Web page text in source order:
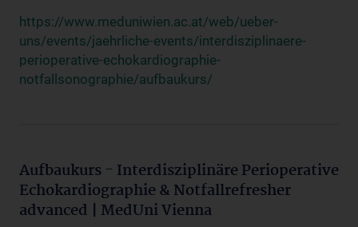
https://www.meduniwien.ac.at/web/ueber-
uns/events/jaehrliche-events/interdisziplinaere-
perioperative-echokardiographie-
notfallsonographie/aufbaukurs/
Aufbaukurs - Interdisziplinäre Perioperative
Echokardiographie & Notfallrefresher
advanced | MedUni Vienna